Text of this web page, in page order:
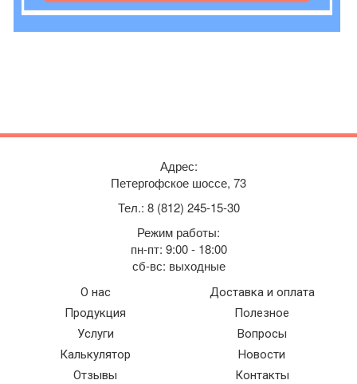
О нас
Продукция
Услуги
Калькулятор
Отзывы
Доставка и оплата
Полезное
Вопросы
Новости
Контакты
Адрес:
Петергофское шоссе, 73
Тел.: 8 (812) 245-15-30
Режим работы:
пн-пт: 9:00 - 18:00
сб-вс: выходные